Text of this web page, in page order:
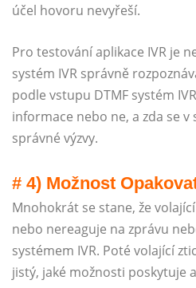
účel hovoru nevyřeší.
Pro testování aplikace IVR je
systém IVR správně
podle vstupu DTMF systém
informace nebo ne, a zda se
správné výzvy.
# 4) Možnost
Mnohokrát se stane, že
nebo nereaguje na zprávu
systémem IVR. Poté volající
jistý, jaké možnosti poskytuje